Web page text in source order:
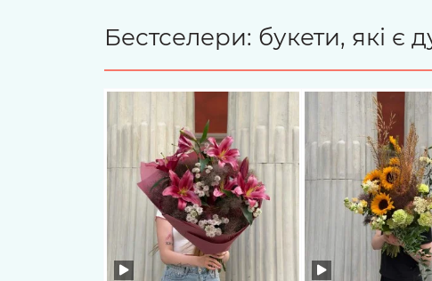
Бестселери: букети, які